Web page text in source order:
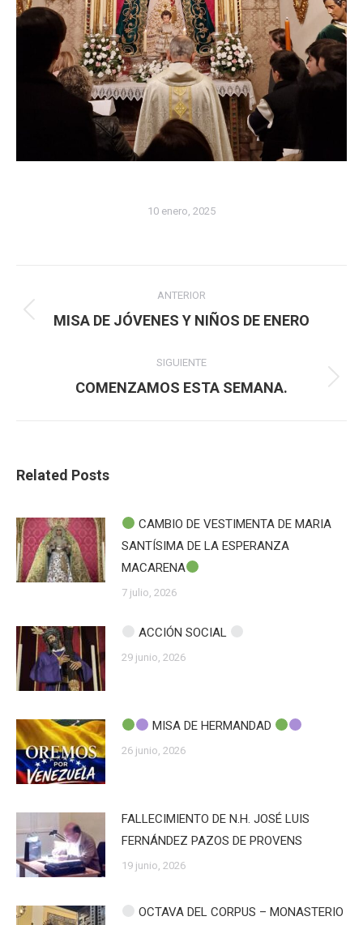
10 enero, 2025
entre
ANTERIOR
Publicación
MISA DE JÓVENES Y NIÑOS DE ENERO
SIGUIENTE
Publicación
COMENZAMOS ESTA SEMANA.
Related Posts
CAMBIO DE VESTIMENTA DE MARIA
SANTÍSIMA DE LA ESPERANZA
MACARENA
7 julio, 2026
ACCIÓN SOCIAL
29 junio, 2026
MISA DE HERMANDAD
26 junio, 2026
FALLECIMIENTO DE N.H. JOSÉ LUIS
FERNÁNDEZ PAZOS DE PROVENS
19 junio, 2026
OCTAVA DEL CORPUS – MONASTERIO